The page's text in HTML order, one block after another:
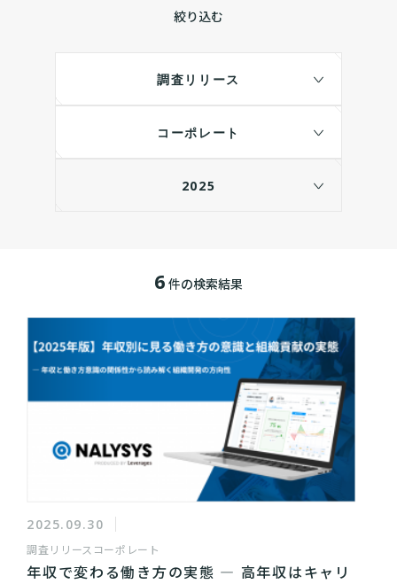
絞り込む
調査リリース
コーポレート
2025
6 件の検索結果
2025.09.30
調査リリース コーポレート
年収で変わる働き方の実態 ― 高年収はキャリ